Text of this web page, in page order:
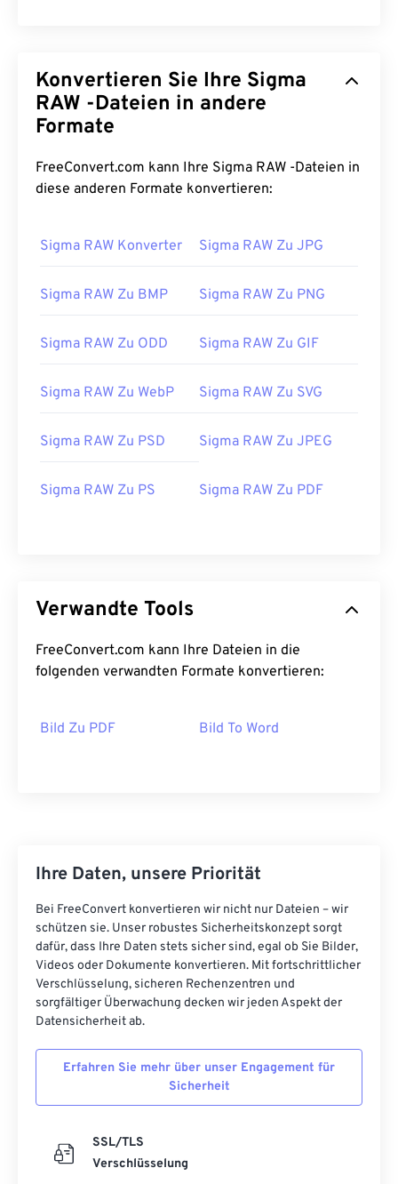
Konvertieren Sie Ihre Sigma
RAW -Dateien in andere
Formate
FreeConvert.com kann Ihre Sigma RAW -Dateien in
diese anderen Formate konvertieren:
Sigma RAW Konverter Sigma RAW Zu JPG
Sigma RAW Zu BMP Sigma RAW Zu PNG
Sigma RAW Zu ODD Sigma RAW Zu GIF
Sigma RAW Zu WebP Sigma RAW Zu SVG
Sigma RAW Zu PSD Sigma RAW Zu JPEG
Sigma RAW Zu PS Sigma RAW Zu PDF
Verwandte Tools
FreeConvert.com kann Ihre Dateien in die
folgenden verwandten Formate konvertieren:
Bild Zu PDF Bild To Word
Ihre Daten, unsere Priorität
Bei FreeConvert konvertieren wir nicht nur Dateien – wir
schützen sie. Unser robustes Sicherheitskonzept sorgt
dafür, dass Ihre Daten stets sicher sind, egal ob Sie Bilder,
Videos oder Dokumente konvertieren. Mit fortschrittlicher
Verschlüsselung, sicheren Rechenzentren und
sorgfältiger Überwachung decken wir jeden Aspekt der
Datensicherheit ab.
Erfahren Sie mehr über unser Engagement für
Sicherheit
SSL/TLS
Verschlüsselung